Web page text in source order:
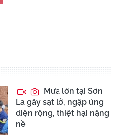
Mưa lớn tại Sơn
La gây sạt lở, ngập úng
diện rộng, thiệt hại nặng
nề